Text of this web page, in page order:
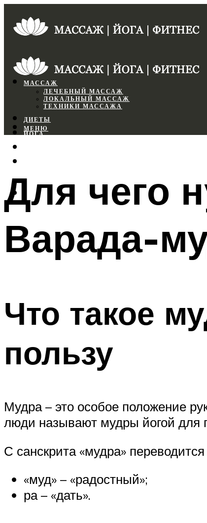
МАССАЖ
ЛЕЧЕБНЫЙ МАССАЖ
ЛОКАЛЬНЫЙ МАССАЖ
ТЕХНИКИ МАССАЖА
ДИЕТЫ
ЙОГА
МЕНЮ
МЕНЮ
Для чего
Варада-
Что такое
пользу
Мудра – это особое положение
люди называют мудры йогой для
С санскрита «мудра»
«муд» – «радостный»;
ра – «дать».